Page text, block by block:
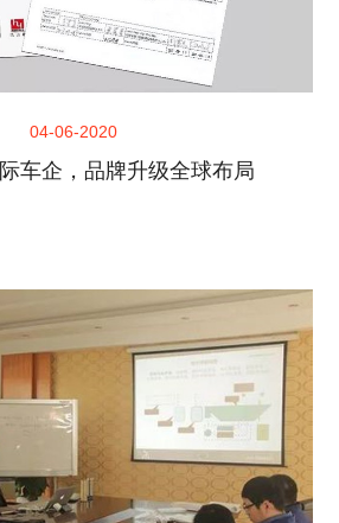
04-06-2020
车企，品牌升级全球布局